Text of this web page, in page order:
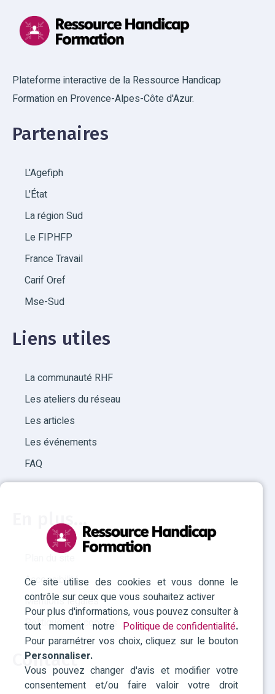
Ce site utilise des cookies et vous donne le
contrôle sur ceux que vous souhaitez activer
Pour plus d'informations, vous pouvez consulter à
tout moment notre Politique de confidentialité.
Pour paramétrer vos choix, cliquez sur le bouton
Personnaliser.
Vous pouvez changer d'avis et modifier votre
consentement et/ou faire valoir votre droit
Plateforme interactive de la Ressource Handicap
Formation en Provence-Alpes-Côte d'Azur.
Partenaires
L'Agefiph
L'État
La région Sud
Le FIPHFP
France Travail
Carif Oref
Mse-Sud
Liens utiles
La communauté RHF
Les ateliers du réseau
Les articles
Les événements
FAQ
En plus...
Plan du site
Accessibilité
Mentions légales
Politique des cookies
Contact